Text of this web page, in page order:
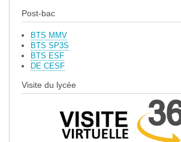
Post-bac
BTS MMV
BTS SP3S
BTS ESF
DE CESF
Visite du lycée